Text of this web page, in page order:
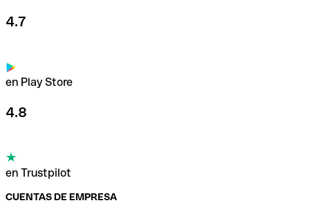
4.7
en Play Store
4.8
en Trustpilot
CUENTAS DE EMPRESA